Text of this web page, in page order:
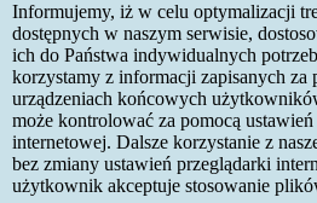
20-031 Lublin
www: http://umcs.pl
Internetowa Rekrutacja
IRK 1.21.3 (6bf78478)
site map
accessibility
contact
Informujemy, iż w celu optymalizacji
dostępnych w naszym serwisie,
ich do Państwa indywidualnych potrzeb
korzystamy z informacji zapisanych za
urządzeniach końcowych
może kontrolować za pomocą
internetowej. Dalsze korzystanie z
bez zmiany ustawień przeglądarki
użytkownik akceptuje stosowanie